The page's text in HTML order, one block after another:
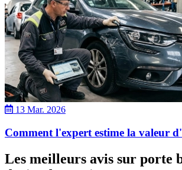
13 Mar. 2026
Comment l'expert estime la valeur
Les meilleurs avis sur porte